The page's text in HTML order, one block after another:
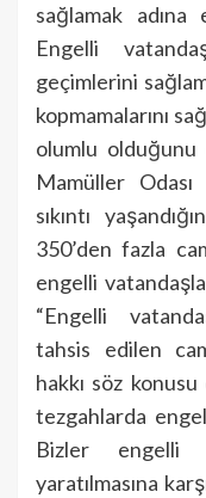
sağlamak adına
Engelli
geçimlerini
kopmamalarını
olumlu
Mamüller
sıkıntı
350’den fazla
engelli
“Engelli
tahsis edilen
hakkı söz
tezgahlarda
Bizler engelli
yaratılmasına